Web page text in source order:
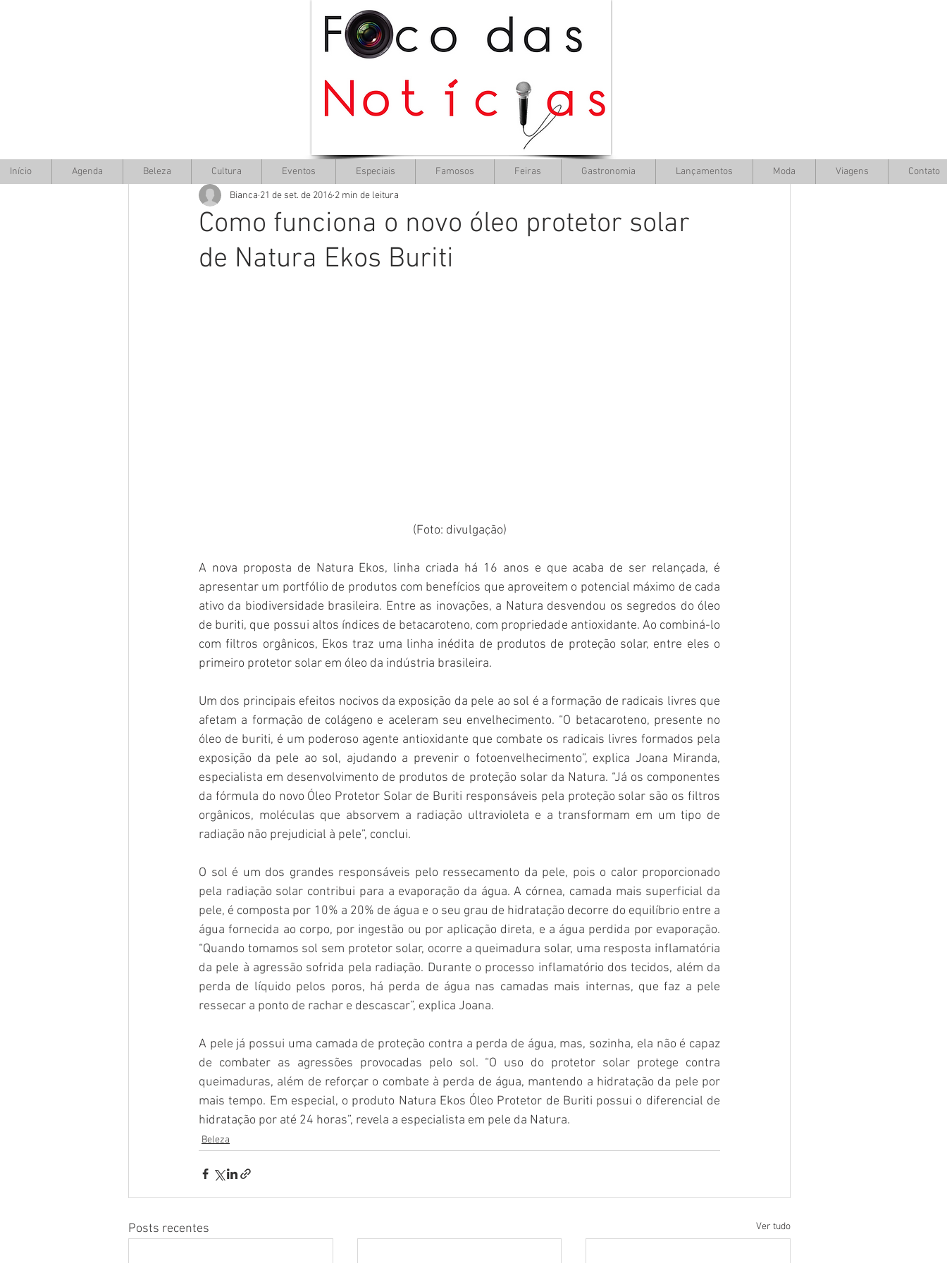
Como funciona o novo óleo protetor solar
de Natura Ekos Buriti
Bianca 21 de set. de 2016 2 min de leitura
(Foto: divulgação)
A nova proposta de Natura Ekos, linha criada há 16 anos e que acaba de ser relançada, é
apresentar um portfólio de produtos com benefícios que aproveitem o potencial máximo de cada
ativo da biodiversidade brasileira. Entre as inovações, a Natura desvendou os segredos do óleo
de buriti, que possui altos índices de betacaroteno, com propriedade antioxidante. Ao combiná-lo
com filtros orgânicos, Ekos traz uma linha inédita de produtos de proteção solar, entre eles o
primeiro protetor solar em óleo da indústria brasileira.
Um dos principais efeitos nocivos da exposição da pele ao sol é a formação de radicais livres que
afetam a formação de colágeno e aceleram seu envelhecimento. “O betacaroteno, presente no
óleo de buriti, é um poderoso agente antioxidante que combate os radicais livres formados pela
exposição da pele ao sol, ajudando a prevenir o fotoenvelhecimento”, explica Joana Miranda,
especialista em desenvolvimento de produtos de proteção solar da Natura. “Já os componentes
da fórmula do novo Óleo Protetor Solar de Buriti responsáveis pela proteção solar são os filtros
orgânicos, moléculas que absorvem a radiação ultravioleta e a transformam em um tipo de
radiação não prejudicial à pele”, conclui.
O sol é um dos grandes responsáveis pelo ressecamento da pele, pois o calor proporcionado
pela radiação solar contribui para a evaporação da água. A córnea, camada mais superficial da
pele, é composta por 10% a 20% de água e o seu grau de hidratação decorre do equilíbrio entre a
água fornecida ao corpo, por ingestão ou por aplicação direta, e a água perdida por evaporação.
“Quando tomamos sol sem protetor solar, ocorre a queimadura solar, uma resposta inflamatória
da pele à agressão sofrida pela radiação. Durante o processo inflamatório dos tecidos, além da
perda de líquido pelos poros, há perda de água nas camadas mais internas, que faz a pele
ressecar a ponto de rachar e descascar”, explica Joana.
A pele já possui uma camada de proteção contra a perda de água, mas, sozinha, ela não é capaz
de combater as agressões provocadas pelo sol. “O uso do protetor solar protege contra
queimaduras, além de reforçar o combate à perda de água, mantendo a hidratação da pele por
mais tempo. Em especial, o produto Natura Ekos Óleo Protetor de Buriti possui o diferencial de
hidratação por até 24 horas”, revela a especialista em pele da Natura.
Beleza
Posts recentes Ver tudo
Início Agenda Beleza Cultura Eventos Especiais Famosos Feiras Gastronomia Lançamentos Moda Viagens Contato